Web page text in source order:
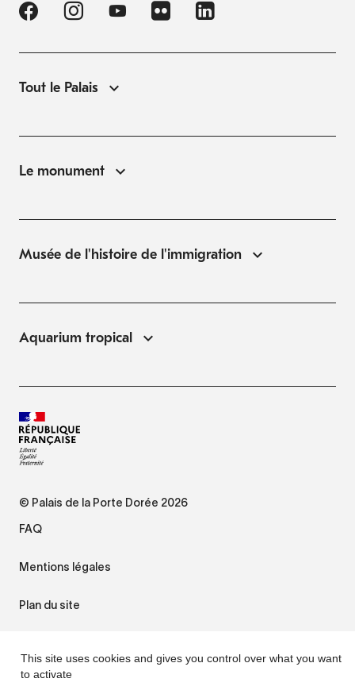
Tout le Palais
Le monument
Musée de l'histoire de l'immigration
Aquarium tropical
© Palais de la Porte Dorée 2026
FAQ
Mentions légales
Plan du site
Gestion des cookies
This site uses cookies and gives you control over what you want
to activate